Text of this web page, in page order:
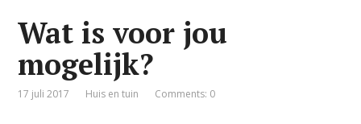
Wat is voor jou
mogelijk?
17 juli 2017 Huis en tuin Comments: 0